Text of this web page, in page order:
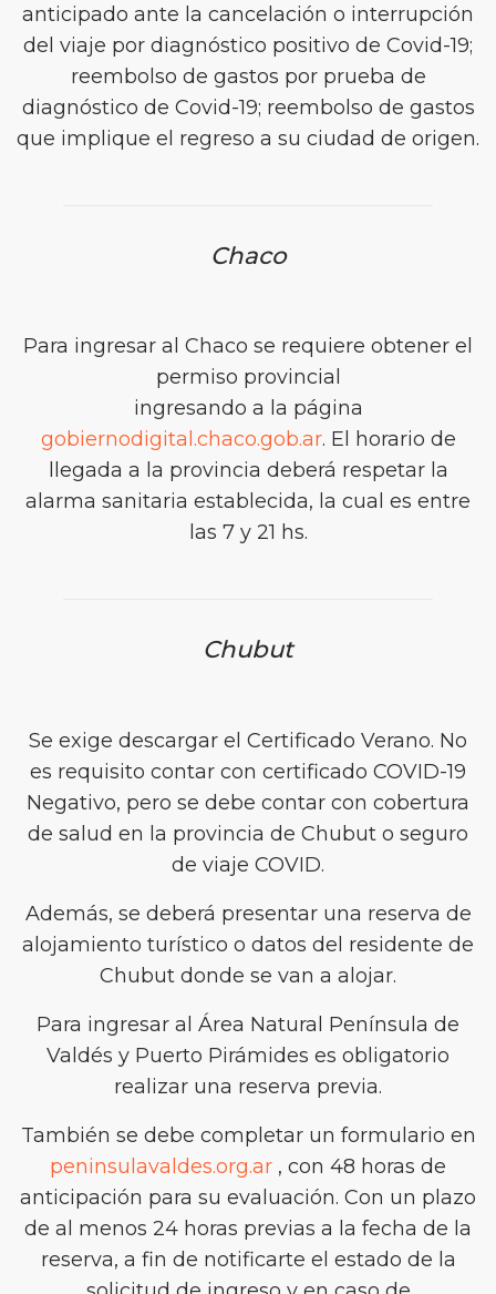
anticipado ante la cancelación o interrupción
del viaje por diagnóstico positivo de Covid-19;
reembolso de gastos por prueba de
diagnóstico de Covid-19; reembolso de gastos
que implique el regreso a su ciudad de origen.
Chaco
Para ingresar al Chaco se requiere obtener el
permiso provincial
ingresando a la página
gobiernodigital.chaco.gob.ar. El horario de
llegada a la provincia deberá respetar la
alarma sanitaria establecida, la cual es entre
las 7 y 21 hs.
Chubut
Se exige descargar el Certificado Verano. No
es requisito contar con certificado COVID-19
Negativo, pero se debe contar con cobertura
de salud en la provincia de Chubut o seguro
de viaje COVID.
Además, se deberá presentar una reserva de
alojamiento turístico o datos del residente de
Chubut donde se van a alojar.
Para ingresar al Área Natural Península de
Valdés y Puerto Pirámides es obligatorio
realizar una reserva previa.
También se debe completar un formulario en
peninsulavaldes.org.ar , con 48 horas de
anticipación para su evaluación. Con un plazo
de al menos 24 horas previas a la fecha de la
reserva, a fin de notificarte el estado de la